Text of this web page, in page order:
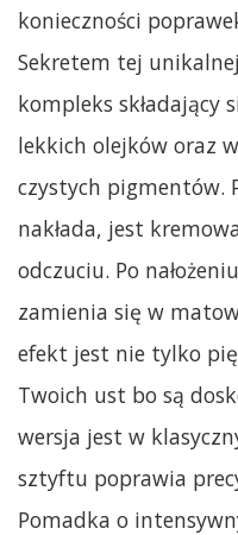
konieczności
Sekretem tej
kompleks składający
lekkich olejków oraz
czystych pigmentów.
nakłada, jest
odczuciu. Po
zamienia się w
efekt jest nie tylko
Twoich ust bo są
wersja jest w
sztyftu poprawia
Pomadka o